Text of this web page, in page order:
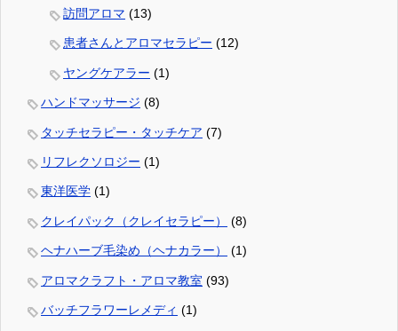
訪問アロマ (13)
患者さんとアロマセラピー (12)
ヤングケアラー (1)
ハンドマッサージ (8)
タッチセラピー・タッチケア (7)
リフレクソロジー (1)
東洋医学 (1)
クレイパック（クレイセラピー） (8)
ヘナハーブ毛染め（ヘナカラー） (1)
アロマクラフト・アロマ教室 (93)
バッチフラワーレメディ (1)